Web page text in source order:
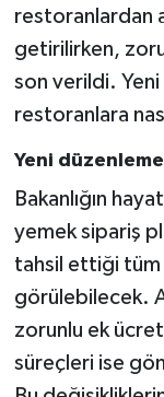
restoranlardan
getirilirken,
son verildi. Yeni
restoranlara
Yeni
Bakanlığın
yemek sipariş
tahsil ettiği tüm
görülebilecek.
zorunlu ek
süreçleri ise